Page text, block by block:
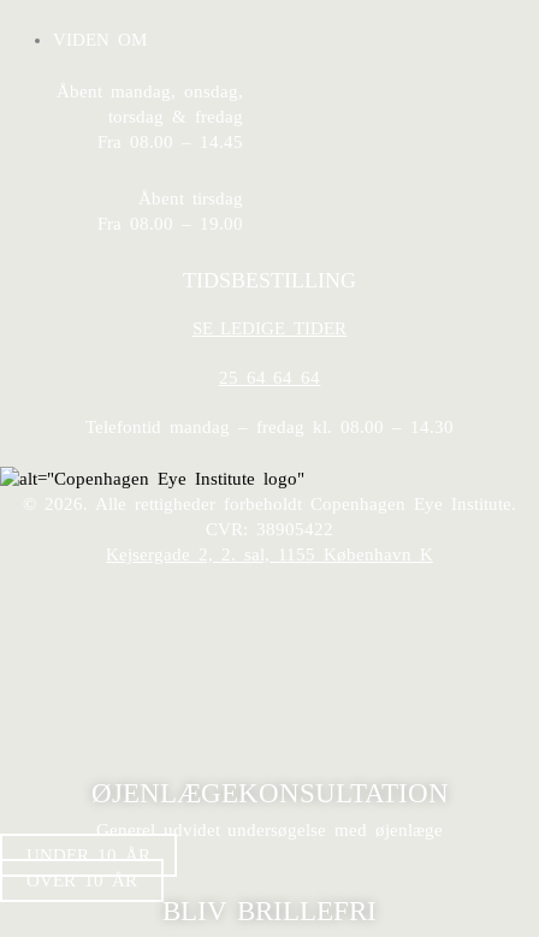
VIDEN OM
Åbent mandag, onsdag,
torsdag & fredag
Fra 08.00 – 14.45
Åbent tirsdag
Fra 08.00 – 19.00
TIDSBESTILLING
SE LEDIGE TIDER
25 64 64 64
Telefontid mandag – fredag kl. 08.00 – 14.30
© 2026. Alle rettigheder forbeholdt Copenhagen Eye Institute.
CVR: 38905422
Kejsergade 2, 2. sal, 1155 København K
ØJENLÆGEKONSULTATION
Generel udvidet undersøgelse med øjenlæge
UNDER 10 ÅR
OVER 10 ÅR
BLIV BRILLEFRI